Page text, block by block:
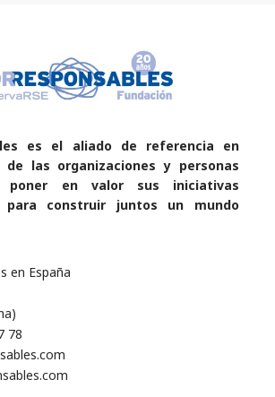
es el aliado de referencia en
de las organizaciones y personas
poner en valor sus iniciativas
para construir juntos un mundo
en España
78